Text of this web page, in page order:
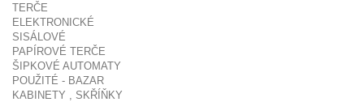
TERČE
ELEKTRONICKÉ
SISÁLOVÉ
PAPÍROVÉ TERČE
ŠIPKOVÉ AUTOMATY
POUŽITÉ - BAZAR
KABINETY , SKŘÍŇKY